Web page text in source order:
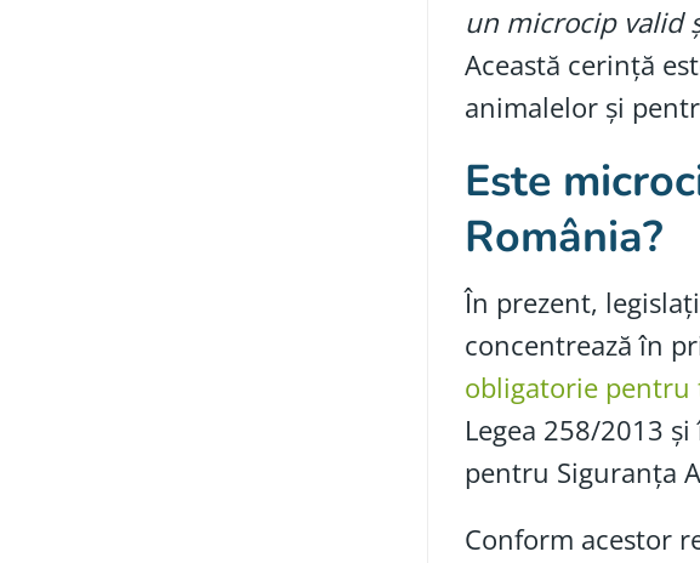
un microcip valid
Această cerință
animalelor și
Este
România?
În prezent,
concentrează în
obligatorie pentru
Legea 258/2013
pentru Siguranța
Conform acestor